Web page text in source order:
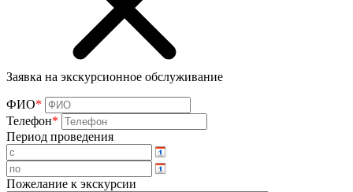
Заявка на экскурсионное обслуживание
ФИО*
Телефон*
Период проведения
Пожелание к экскурсии